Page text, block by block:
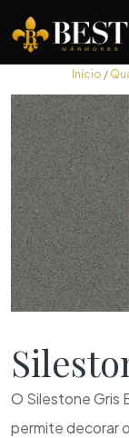
Início /
O Silestone Gris
permite decorar